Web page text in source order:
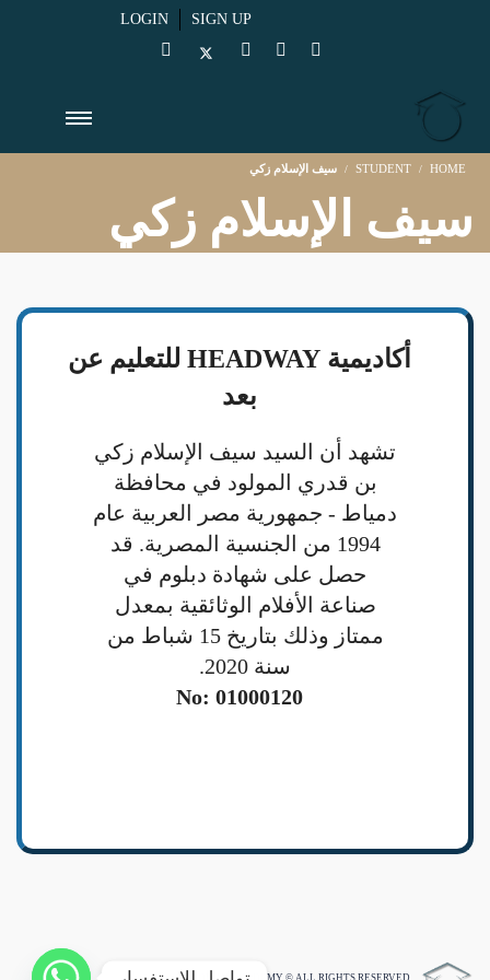
LOGIN SIGN UP
HOME
STUDENT سيف الإسلام زكي
سيف الإسلام زكي
أكاديمية HEADWAY للتعليم عن
بعد
تشهد أن السيد سيف الإسلام زكي
بن قدري المولود في محافظة
دمياط - جمهورية مصر العربية عام
1994 من الجنسية المصرية. قد
حصل على شهادة دبلوم في
صناعة الأفلام الوثائقية بمعدل
ممتاز وذلك بتاريخ 15 شباط من
سنة 2020.
No: 01000120